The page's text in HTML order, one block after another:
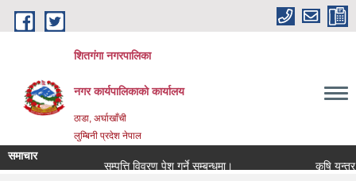
Skip to main content
शितगंगा नगरपालिका
नगर कार्यपालिकाकाे कार्यालय
ठाडा, अर्घाखाँची
लुम्बिनी प्रदेश नेपाल
समाचार
सम्पत्ति विवरण पेश गर्ने सम्बन्धमा।
कृषि यन्त्र